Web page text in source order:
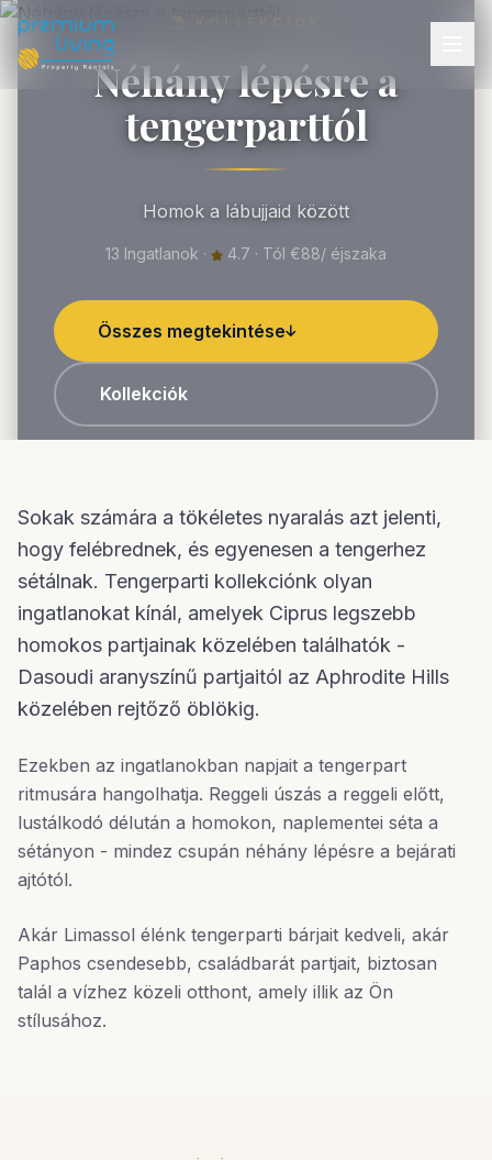
Néhány lépésre a
tengerparttól
Homok a lábujjaid között
13 Ingatlanok · 4.7 · Tól €88/ éjszaka
Összes megtekintése
Kollekciók
Sokak számára a tökéletes nyaralás azt jelenti,
hogy felébrednek, és egyenesen a tengerhez
sétálnak. Tengerparti kollekciónk olyan
ingatlanokat kínál, amelyek Ciprus legszebb
homokos partjainak közelében találhatók -
Dasoudi aranyszínű partjaitól az Aphrodite Hills
közelében rejtőző öblökig.
Ezekben az ingatlanokban napjait a tengerpart
ritmusára hangolhatja. Reggeli úszás a reggeli előtt,
lustálkodó délután a homokon, naplementei séta a
sétányon - mindez csupán néhány lépésre a bejárati
ajtótól.
Akár Limassol élénk tengerparti bárjait kedveli, akár
Paphos csendesebb, családbarát partjait, biztosan
talál a vízhez közeli otthont, amely illik az Ön
stílusához.